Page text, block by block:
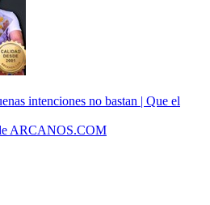
intenciones no bastan | Que el
ARCANOS.COM